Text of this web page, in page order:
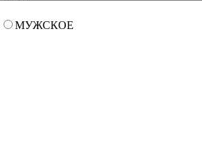
МУЖСКОЕ